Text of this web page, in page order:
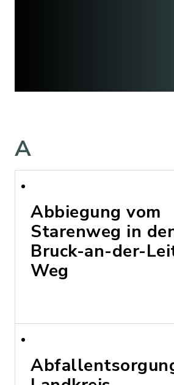
A
Abbiegung vom
Starenweg in
Bruck-an-der-
Weg